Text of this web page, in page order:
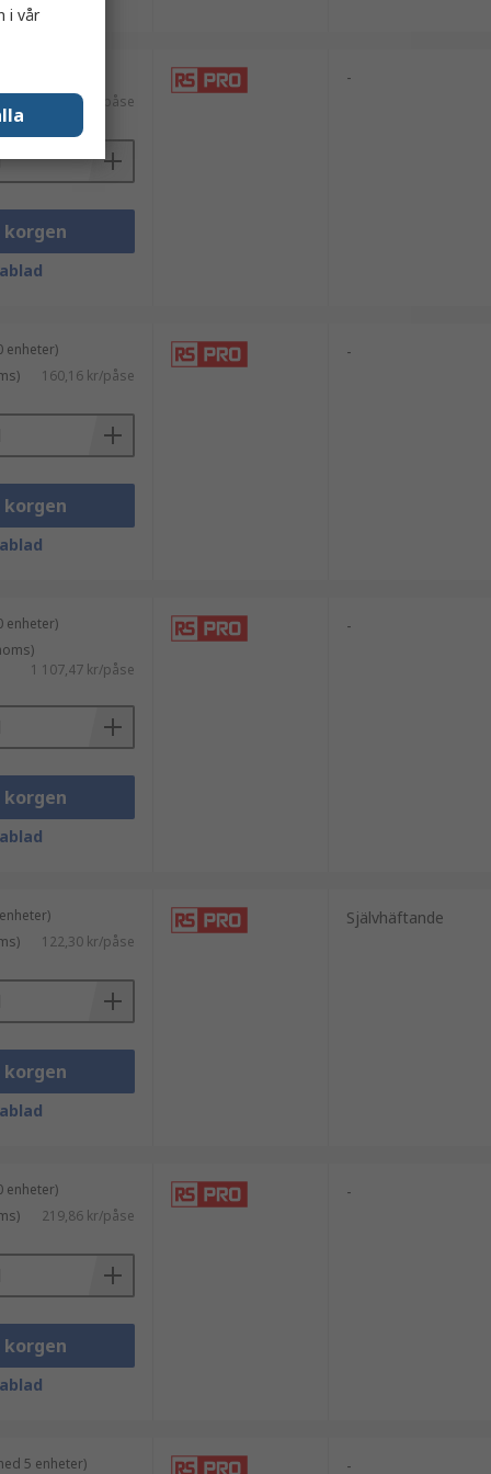
380,69 kr/påse
korgen
-
enheter)
160,16 kr/påse
korgen
-
enheter)
1 107,47 kr/påse
korgen
-
122,30 kr/påse
korgen
Självhäftande
enheter)
219,86 kr/påse
korgen
-
5 enheter) -
i vår